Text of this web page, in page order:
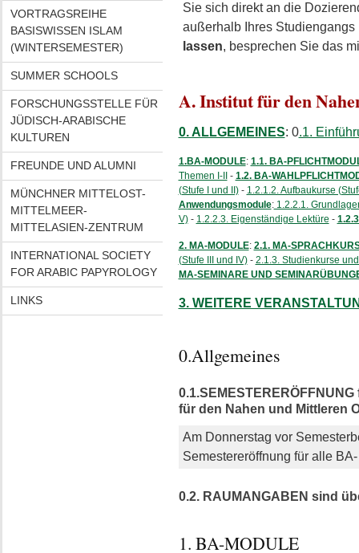
VORTRAGSREIHE
BASISWISSEN ISLAM
(WINTERSEMESTER)
SUMMER SCHOOLS
FORSCHUNGSSTELLE FÜR
JÜDISCH-ARABISCHE
KULTUREN
FREUNDE UND ALUMNI
MÜNCHNER MITTELOST-
MITTELMEER-
MITTELASIEN-ZENTRUM
INTERNATIONAL SOCIETY
FOR ARABIC PAPYROLOGY
LINKS
Sie sich direkt an die
außerhalb Ihres
lassen, besprechen Sie das
A. Institut für den
0. ALLGEMEINES: 0.1.
1.BA-MODULE: 1.1. BA-
Themen I-II
- 1.2. BA-
(Stufe I und II)- 1.2.1.2. Aufbaukurse
Anwendungsmodule:1.2.2.1.
V)- 1.2.2.3. Eigenständige Lektüre -
2. MA-MODULE: 2.1. MA-
(Stufe III und IV)- 2.1.3. Studienkurse
MA-SEMINARE UND
3. WEITERE
0.Allgemeines
für den Nahen und Mittleren
Am Donnerstag vor
Semestereröffnung für alle
0.2. RAUMANGABEN sind
1. BA-MODULE